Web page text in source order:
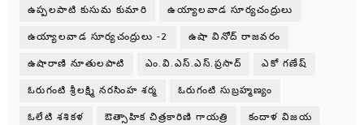
ఉప్పలపాటి కుసుమ కుమారి ఉయ్యాలవాడ సూర్యచంద్రులు
ఉయ్యాలవాడ సూర్యచంద్రులు -2 ఉషా వినోద్ రాజవరం
ఉషారాణి నూతులపాటి ఎం.వి.ఎస్.ఎస్.ప్రసాద్ ఎకో గణేష్
ఓరుగంటి శ్రీలక్ష్మి నరసింహ శర్మ ఓరుగంటి సుబ్రహ్మణ్యం
ఓలేటి శశికళ ఔత్సాహిక చిత్రకారిణి గాయత్రి కందాళ విజయ